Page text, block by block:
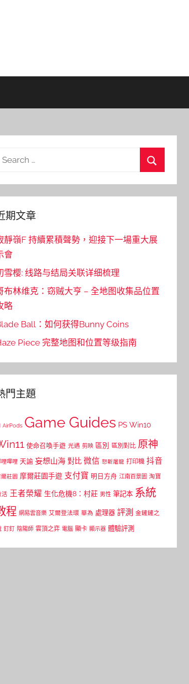
Search
期文章
靜嶺F 持續累積聲勢，迎接下一場重大展
會
雪樱: 线路与结局关联详细梳理
布林维克：窃贼大亨 – 全地图收集品位置
略
Ball：如何获得Bunny Coins
Piece 完整地图和位置等级指南
門主題
AirPods Game Guides PS Win10
使命召喚手遊 光遇 剪映 區別 區別對比 原神
哩嗶哩 天諭 妄想山海 對比 微信 怒斬屠龍 打印機 抖音
爾莊園 摩爾莊園手遊 支付寶 明日方舟 江南百景圖 淘寶
活 王者榮耀 生化危機8：村莊 男性 筆記本 系統
程 網易雲音樂 艾爾登法環 華為 處理器 評測 金鏟鏟之
釘釘 陰陽師 雲頂之弈 電腦 顯卡 顯示器 體驗評測